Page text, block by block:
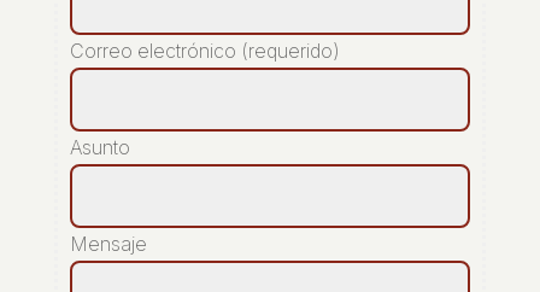
Correo electrónico (requerido)
Asunto
Mensaje